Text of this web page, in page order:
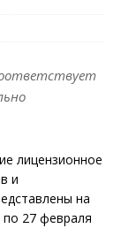
лицензионное
и
на
27 февраля